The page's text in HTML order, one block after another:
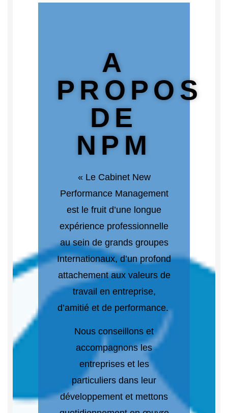
A
PROPOS
DE
NPM
« Le Cabinet New
Performance Management
est le fruit d’une longue
expérience professionnelle
au sein de grands groupes
Internationaux, d’un profond
attachement aux valeurs de
travail en entreprise,
d’amitié et de performance.
Nous conseillons et
accompagnons les
entreprises et les
particuliers dans leur
développement et mettons